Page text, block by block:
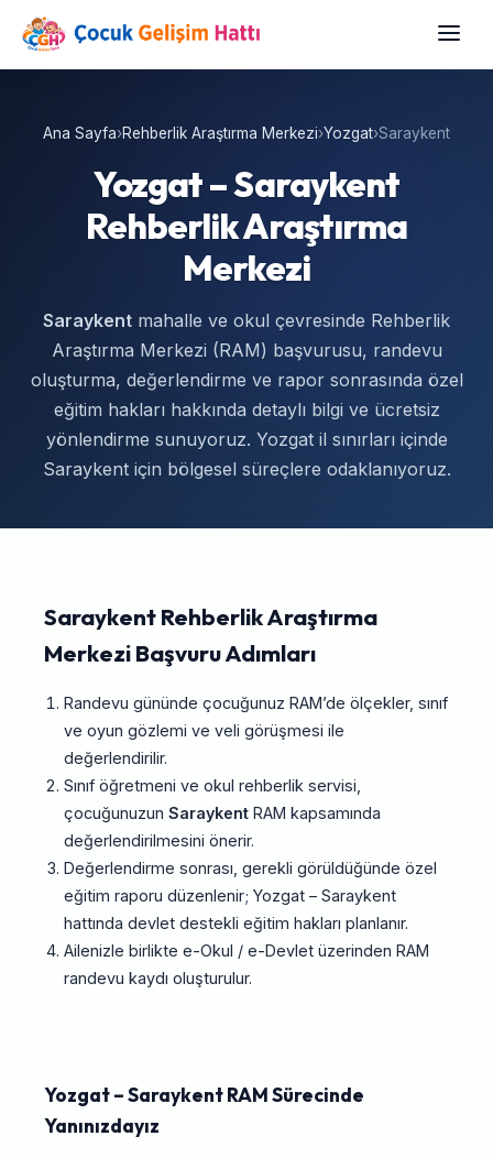
Ana Sayfa›Rehberlik Araştırma Merkezi›Yozgat›Saraykent
Yozgat – Saraykent
Rehberlik Araştırma
Merkezi
Saraykent mahalle ve okul çevresinde Rehberlik
Araştırma Merkezi (RAM) başvurusu, randevu
oluşturma, değerlendirme ve rapor sonrasında özel
eğitim hakları hakkında detaylı bilgi ve ücretsiz
yönlendirme sunuyoruz. Yozgat il sınırları içinde
Saraykent için bölgesel süreçlere odaklanıyoruz.
Saraykent Rehberlik Araştırma
Merkezi Başvuru Adımları
Randevu gününde çocuğunuz RAM’de ölçekler, sınıf
ve oyun gözlemi ve veli görüşmesi ile
değerlendirilir.
Sınıf öğretmeni ve okul rehberlik servisi,
çocuğunuzun SaraykentRAM kapsamında
değerlendirilmesini önerir.
Değerlendirme sonrası, gerekli görüldüğünde özel
eğitim raporu düzenlenir; Yozgat – Saraykent
hattında devlet destekli eğitim hakları planlanır.
Ailenizle birlikte e-Okul / e-Devlet üzerinden RAM
randevu kaydı oluşturulur.
Yozgat – Saraykent RAM Sürecinde
Yanınızdayız